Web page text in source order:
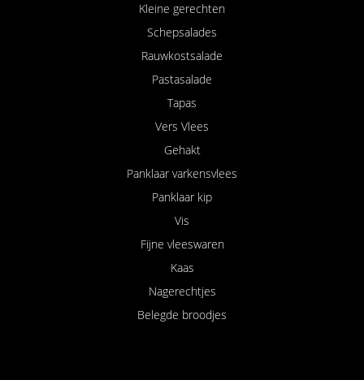
Kleine gerechten
Schepsalades
Rauwkostsalade
Pastasalade
Tapas
Vers Vlees
Gehakt
Panklaar varkensvlees
Panklaar kip
Vis
Fijne vleeswaren
Kaas
Nagerechtjes
Belegde broodjes